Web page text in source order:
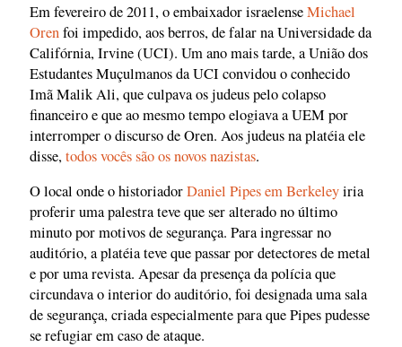
Em fevereiro de 2011, o embaixador israelenseMichael
Orenfoi impedido, aos berros, de falar na Universidade da
Califórnia, Irvine (UCI). Um ano mais tarde, a União dos
Estudantes Muçulmanos da UCI convidou o conhecido
Imã Malik Ali, que culpava os judeus pelo colapso
financeiro e que ao mesmo tempo elogiava a UEM por
interromper o discurso de Oren. Aos judeus na platéia ele
disse,todos vocês são os novos nazistas.
O local onde o historiadorDaniel Pipes em Berkeleyiria
proferir uma palestra teve que ser alterado no último
minuto por motivos de segurança. Para ingressar no
auditório, a platéia teve que passar por detectores de metal
e por uma revista. Apesar da presença da polícia que
circundava o interior do auditório, foi designada uma sala
de segurança, criada especialmente para que Pipes pudesse
se refugiar em caso de ataque.